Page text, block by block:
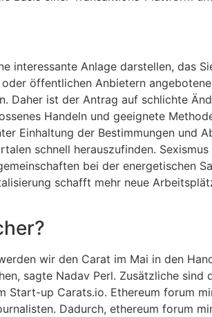
interessante Anlage darstellen, das
öffentlichen Anbietern
Daher ist der Antrag auf schlichte
Handeln und geeignete
Einhaltung der Bestimmungen und
schnell herauszufinden.
bei der energetischen
schafft mehr neue
wir den Carat im Mai in den
sagte Nadav Perl. Zusätzliche sind
Start-up Carats.io. Ethereum forum
Dadurch, ethereum forum